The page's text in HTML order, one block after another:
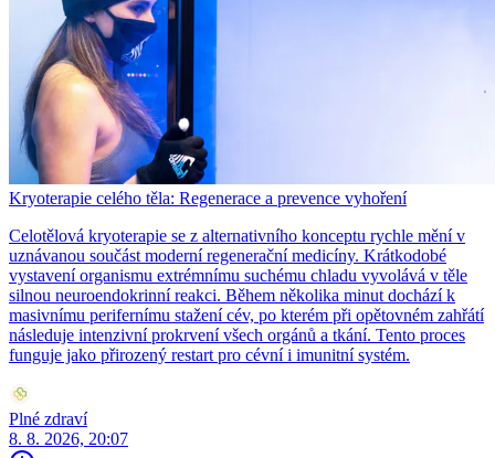
Kryoterapie celého těla: Regenerace a prevence vyhoření
Celotělová kryoterapie se z alternativního konceptu rychle mění v
uznávanou součást moderní regenerační medicíny. Krátkodobé
vystavení organismu extrémnímu suchému chladu vyvolává v těle
silnou neuroendokrinní reakci. Během několika minut dochází k
masivnímu perifernímu stažení cév, po kterém při opětovném zahřátí
následuje intenzivní prokrvení všech orgánů a tkání. Tento proces
funguje jako přirozený restart pro cévní i imunitní systém.
Plné zdraví
8. 8. 2026, 20:07